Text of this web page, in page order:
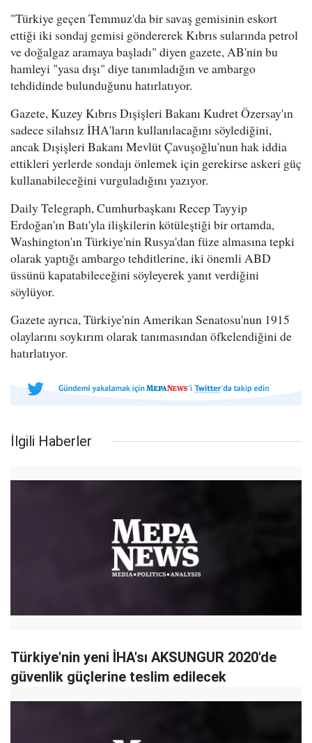
"Türkiye geçen Temmuz'da bir savaş gemisinin eskort
ettiği iki sondaj gemisi göndererek Kıbrıs sularında petrol
ve doğalgaz aramaya başladı" diyen gazete, AB'nin bu
hamleyi "yasa dışı" diye tanımladığın ve ambargo
tehdidinde bulunduğunu hatırlatıyor.
Gazete, Kuzey Kıbrıs Dışişleri Bakanı Kudret Özersay'ın
sadece silahsız İHA'ların kullanılacağını söylediğini,
ancak Dışişleri Bakanı Mevlüt Çavuşoğlu'nun hak iddia
ettikleri yerlerde sondajı önlemek için gerekirse askeri güç
kullanabileceğini vurguladığını yazıyor.
Daily Telegraph, Cumhurbaşkanı Recep Tayyip
Erdoğan'ın Batı'yla ilişkilerin kötüleştiği bir ortamda,
Washington'ın Türkiye'nin Rusya'dan füze almasına tepki
olarak yaptığı ambargo tehditlerine, iki önemli ABD
üssünü kapatabileceğini söyleyerek yanıt verdiğini
söylüyor.
Gazete ayrıca, Türkiye'nin Amerikan Senatosu'nun 1915
olaylarını soykırım olarak tanımasından öfkelendiğini de
hatırlatıyor.
İlgili Haberler
Türkiye'nin yeni İHA'sı AKSUNGUR 2020'de
güvenlik güçlerine teslim edilecek